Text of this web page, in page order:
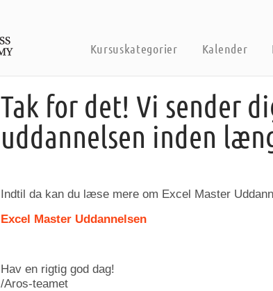
Kursuskategorier Kalender
Tak for det! Vi sender
uddannelsen inden
Indtil da kan du læse mere om Excel Master
Excel Master Uddannelsen
Hav en rigtig god dag!
/Aros-teamet